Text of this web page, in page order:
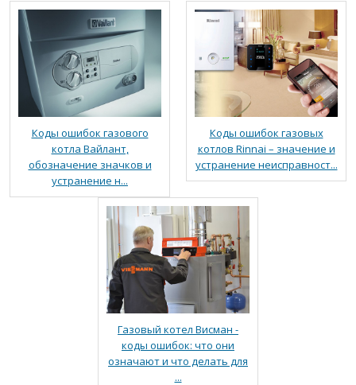
Коды ошибок газового
котла Вайлант,
обозначение значков и
устранение н...
Коды ошибок газовых
котлов Rinnai – значение и
устранение неисправност...
Газовый котел Висман -
коды ошибок: что они
означают и что делать для
...